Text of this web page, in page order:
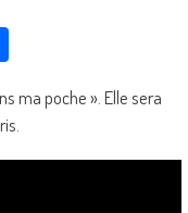
Partager
ma poche ». Elle sera